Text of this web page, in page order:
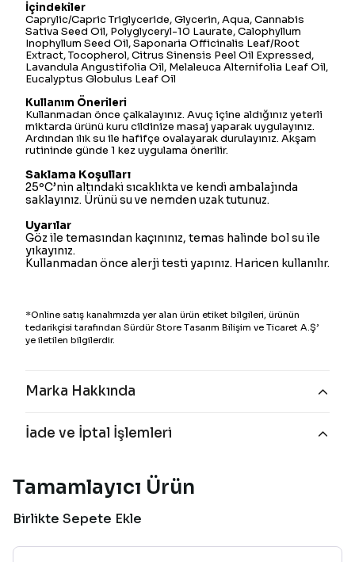
İçindekiler
Caprylic/Capric Triglyceride, Glycerin, Aqua, Cannabis
Sativa Seed Oil, Polyglyceryl-10 Laurate, Calophyllum
Inophyllum Seed Oil, Saponaria Officinalis Leaf/Root
Extract, Tocopherol, Citrus Sinensis Peel Oil Expressed,
Lavandula Angustifolia Oil, Melaleuca Alternifolia Leaf Oil,
Eucalyptus Globulus Leaf Oil
Kullanım Önerileri
Kullanmadan önce çalkalayınız. Avuç içine aldığınız yeterli
miktarda ürünü kuru cildinize masaj yaparak uygulayınız.
Ardından ılık su ile hafifçe ovalayarak durulayınız. Akşam
rutininde günde 1 kez uygulama önerilir.
Saklama Koşulları
25ºC’nin altındaki sıcaklıkta ve kendi ambalajında
saklayınız. Ürünü su ve nemden uzak tutunuz.
Uyarılar
Göz ile temasından kaçınınız, temas halinde bol su ile
yıkayınız.
Kullanmadan önce alerji testi yapınız. Haricen kullanılır.
*Online satış kanalımızda yer alan ürün etiket bilgileri, ürünün
tedarikçisi tarafından Sürdür Store Tasarım Bilişim ve Ticaret A.Ş’
ye iletilen bilgilerdir.
Marka Hakkında
İade ve İptal İşlemleri
Tamamlayıcı Ürün
Birlikte Sepete Ekle